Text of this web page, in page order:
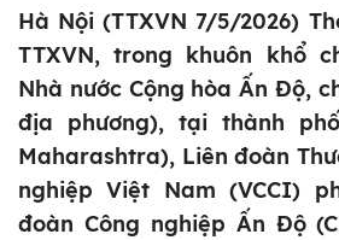
Hà Nội (TTXVN 7/5/2026)
TTXVN, trong khuôn khổ
Nhà nước Cộng hòa Ấn Độ,
địa phương), tại thành
Maharashtra), Liên đoàn
nghiệp Việt Nam (VCCI)
đoàn Công nghiệp Ấn Độ